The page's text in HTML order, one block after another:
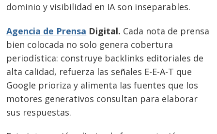
dominio y visibilidad en IA son inseparables.
Agencia de Prensa Digital. Cada nota de prensa
bien colocada no solo genera cobertura
periodística: construye backlinks editoriales de
alta calidad, refuerza las señales E-E-A-T que
Google prioriza y alimenta las fuentes que los
motores generativos consultan para elaborar
sus respuestas.